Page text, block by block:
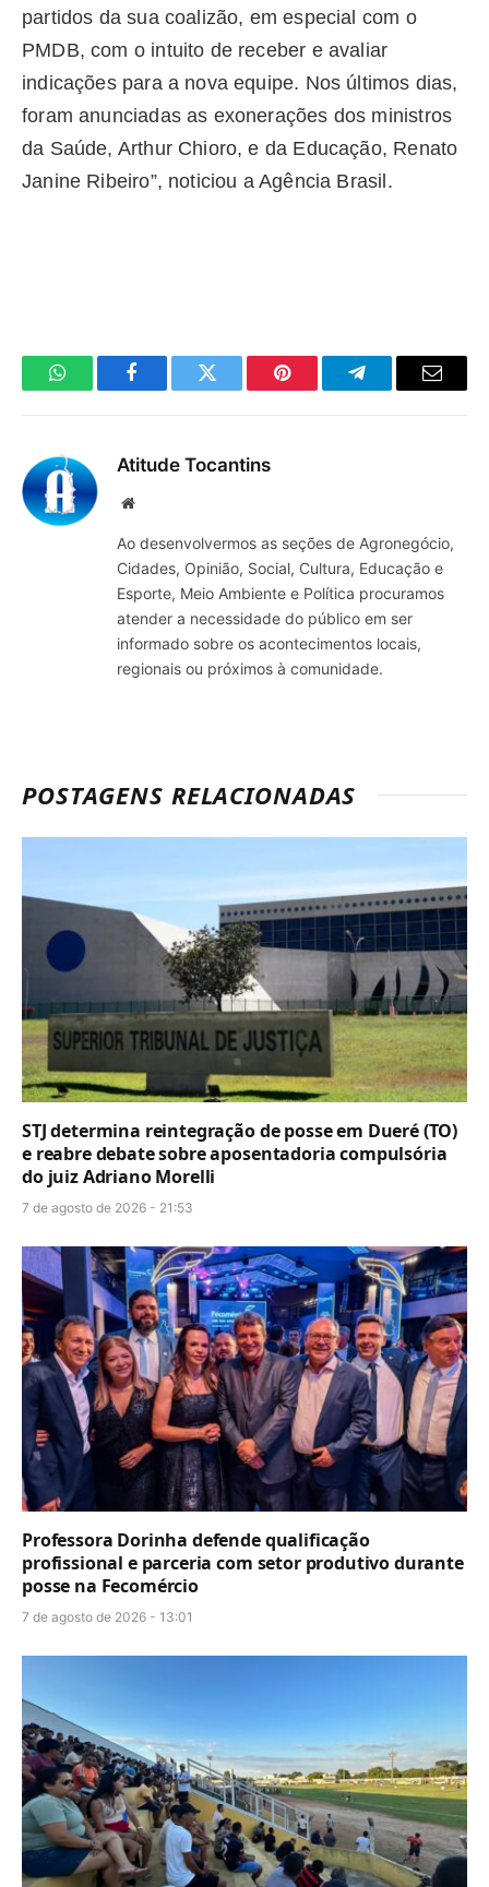
partidos da sua coalizão, em especial com o
PMDB, com o intuito de receber e avaliar
indicações para a nova equipe. Nos últimos dias,
foram anunciadas as exonerações dos ministros
da Saúde, Arthur Chioro, e da Educação, Renato
Janine Ribeiro”, noticiou a Agência Brasil.
WhatsAppFacebookTwitter Pinterest TelegramaE-
Atitude Tocantins
Site
Ao desenvolvermos as seções de Agronegócio,
Cidades, Opinião, Social, Cultura, Educação e
Esporte, Meio Ambiente e Política procuramos
atender a necessidade do público em ser
informado sobre os acontecimentos locais,
regionais ou próximos à comunidade.
POSTAGENS RELACIONADAS
STJ determina reintegração de posse em Dueré (TO)
e reabre debate sobre aposentadoria compulsória
do juiz Adriano Morelli
7 de agosto de 2026 - 21:53
Professora Dorinha defende qualificação
profissional e parceria com setor produtivo durante
posse na Fecomércio
7 de agosto de 2026 - 13:01